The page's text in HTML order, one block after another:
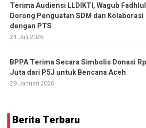
Terima Audiensi LLDIKTI, Wagub
Dorong Penguatan SDM dan Kolaborasi
dengan PTS
21 Juli 2026
BPPA Terima Secara Simbolis Donasi
Juta dari P5J untuk Bencana Aceh
29 Januari 2026
Berita Terbaru